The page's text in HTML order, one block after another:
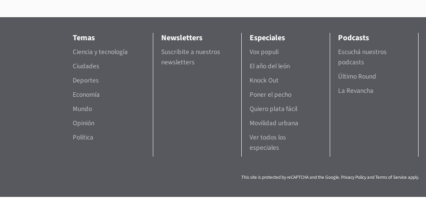
Temas
Ciencia y tecnología
Ciudades
Deportes
Economía
Mundo
Opinión
Política
Newsletters
Suscribite a nuestros
newsletters
Especiales
Vox populi
El año del león
Knock Out
Poner el pecho
Quiero plata fácil
Movilidad urbana
Ver todos los
especiales
Podcasts
Escuchá nuestros
podcasts
Último Round
La Revancha
This site is protected by reCAPTCHA and the Google. Privacy PolicyandTerms of Serviceapply.